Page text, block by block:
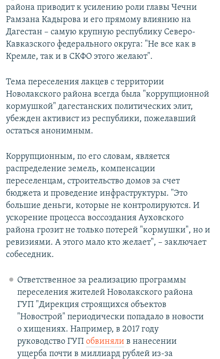
района приводит к усилению роли главы Чечни
Рамзана Кадырова и его прямому влиянию на
Дагестан – самую крупную республику Северо-
Кавказского федерального округа: "Не все как в
Кремле, так и в СКФО этого желают".
Тема переселения лакцев с территории
Новолакского района всегда была "коррупционной
кормушкой" дагестанских политических элит,
убежден активист из республики, пожелавший
остаться анонимным.
Коррупционным, по его словам, является
распределение земель, компенсации
переселенцам, строительство домов за счет
бюджета и проведение инфраструктуры. "Это
большие деньги, которые не контролируются. И
ускорение процесса воссоздания Ауховского
района грозит не только потерей "кормушки", но и
ревизиями. А этого мало кто желает", – заключает
собеседник.
Ответственное за реализацию программы
переселения жителей Новолакского района
ГУП "Дирекция строящихся объектов
"Новострой" периодически попадало в новости
о хищениях. Например, в 2017 году
руководство ГУП обвинялив нанесении
ущерба почти в миллиард рублей из-за